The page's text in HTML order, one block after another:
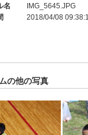
ル名
IMG_5645.JPG
間
2018/04/08
の他の写真